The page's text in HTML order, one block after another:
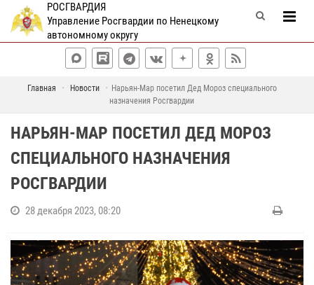
РОСГВАРДИЯ
Управление Росгвардии по Ненецкому
автономному округу
Главная Новости
Нарьян-Мар посетил Дед Мороз специального
назначения Росгвардии
НАРЬЯН-МАР ПОСЕТИЛ ДЕД МОРОЗ
СПЕЦИАЛЬНОГО НАЗНАЧЕНИЯ
РОСГВАРДИИ
28 декабря 2023, 08:20